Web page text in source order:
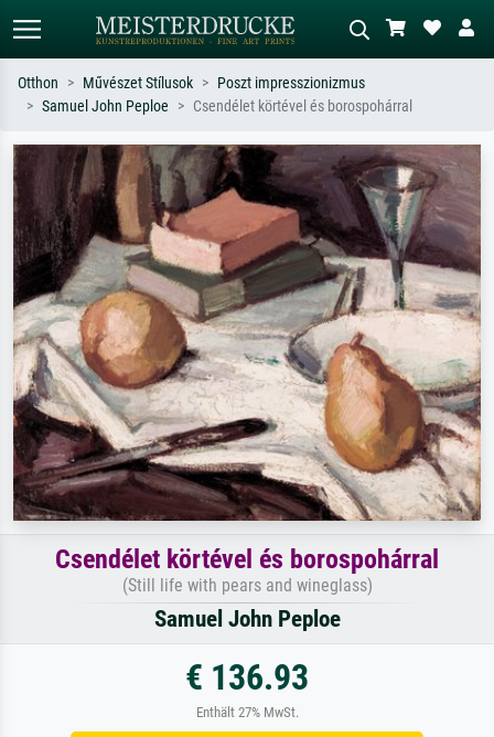
Keressen művész, műcím vagy stílus
szerint – pl. Monet, Csillagos éj,
impresszionizmus, Hokusai-hullám,
akt.
Írja le a jelenetet – pl. zöld rét, sok
piros absztrakt, sötét olajkép, álló akt
egy fa mellett.
Otthon Művészet Stílusok
Poszt impresszionizmus
Samuel John Peploe
Csendélet körtével és borospohárral
Csendélet körtével és borospohárral
(Still life with pears and wineglass)
Samuel John Peploe
€ 136.93
Enthält 27% MwSt.